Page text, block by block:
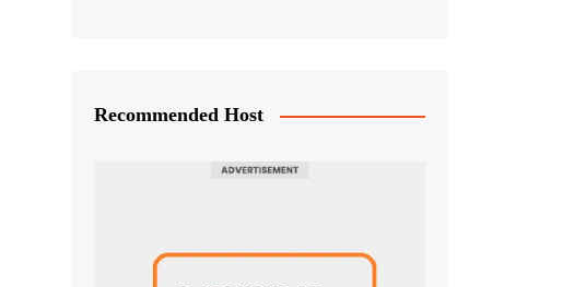
Recommended Host